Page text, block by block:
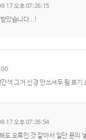
오후 07:26:15
았습니다...!
색 그거 신경 안쓰셔두 됨 표기
오후 07:26:54
도 오류인 것 같아서 일단 문의